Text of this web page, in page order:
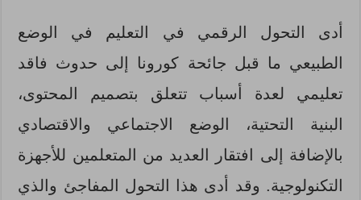
أدى التحول الرقمي في التعليم في الوضع
الطبيعي ما قبل جائحة كورونا إلى حدوث فاقد
تعليمي لعدة أسباب تتعلق بتصميم المحتوى،
البنية التحتية، الوضع الاجتماعي والاقتصادي
بالإضافة إلى افتقار العديد من المتعلمين للأجهزة
التكنولوجية. وقد أدى هذا التحول المفاجئ والذي